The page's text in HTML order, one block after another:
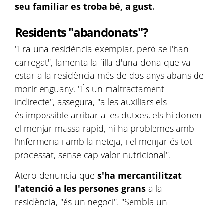
seu familiar es troba bé, a gust.
Residents "abandonats"?
"Era una residència exemplar, però se l'han
carregat", lamenta la filla d'una dona que va
estar a la residència més de dos anys abans de
morir enguany. "És un maltractament
indirecte", assegura, "a les auxiliars els
és impossible arribar a les dutxes, els hi donen
el menjar massa ràpid, hi ha problemes amb
l'infermeria i amb la neteja, i el menjar és tot
processat, sense cap valor nutricional".
Atero denuncia que s'ha mercantilitzat
l'atenció a les persones grans a la
residència, "és un negoci". "Sembla un